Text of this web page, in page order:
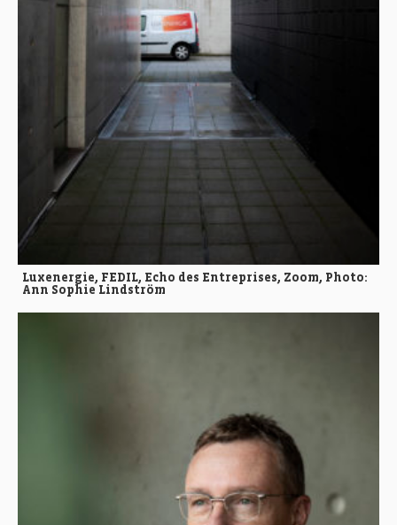
Luxenergie, FEDIL, Echo des Entreprises, Zoom, Photo:
Ann Sophie Lindström